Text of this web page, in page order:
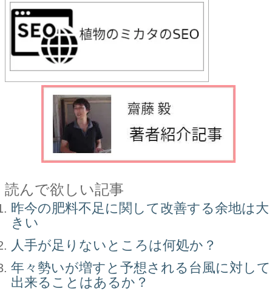
読んで欲しい記事
昨今の肥料不足に関して改善する余地は大
きい
人手が足りないところは何処か？
年々勢いが増すと予想される台風に対して
出来ることはあるか？